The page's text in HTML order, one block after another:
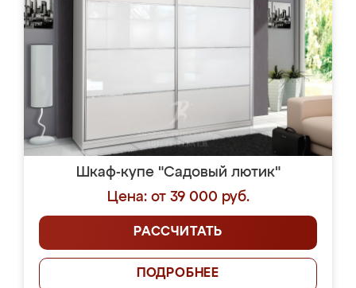
Шкаф-купе "Садовый лютик"
Цена: от 39 000 руб.
РАССЧИТАТЬ
ПОДРОБНЕЕ